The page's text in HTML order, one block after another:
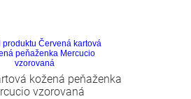
kožená peňaženka
vzorovaná